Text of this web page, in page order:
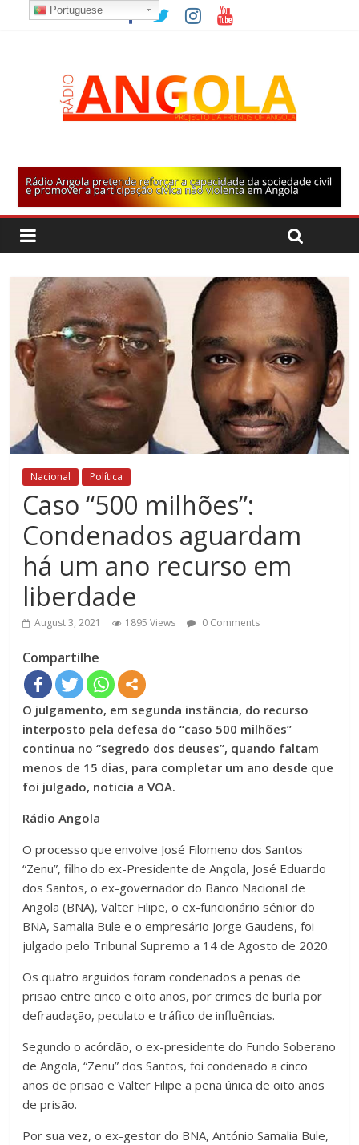
Nacional Política
Caso “500 milhões”:
Condenados aguardam
há um ano recurso em
liberdade
August 3, 2021 1895 Views 0 Comments
Compartilhe
O julgamento, em segunda instância, do recurso
interposto pela defesa do “caso 500 milhões”
continua no “segredo dos deuses”, quando faltam
menos de 15 dias, para completar um ano desde que
foi julgado, noticia a VOA.
Rádio Angola
O processo que envolve José Filomeno dos Santos
“Zenu”, filho do ex-Presidente de Angola, José Eduardo
dos Santos, o ex-governador do Banco Nacional de
Angola (BNA), Valter Filipe, o ex-funcionário sénior do
BNA, Samalia Bule e o empresário Jorge Gaudens, foi
julgado pelo Tribunal Supremo a 14 de Agosto de 2020.
Os quatro arguidos foram condenados a penas de
prisão entre cinco e oito anos, por crimes de burla por
defraudação, peculato e tráfico de influências.
Segundo o acórdão, o ex-presidente do Fundo Soberano
de Angola, “Zenu” dos Santos, foi condenado a cinco
anos de prisão e Valter Filipe a pena única de oito anos
de prisão.
Por sua vez, o ex-gestor do BNA, António Samalia Bule,
Portuguese